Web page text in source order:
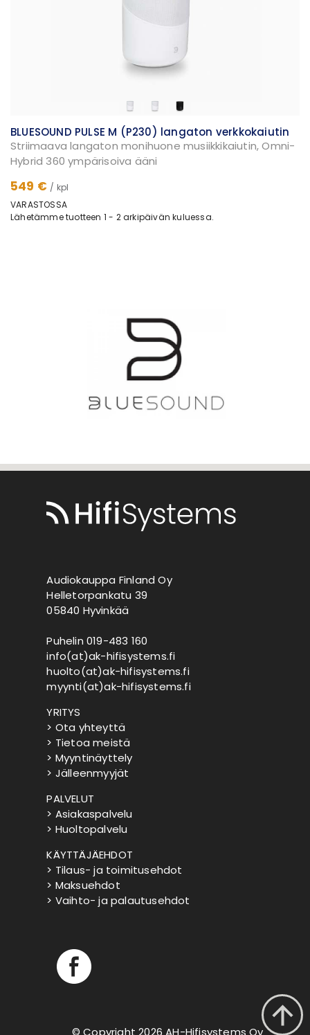
BLUESOUND PULSE M (P230) langaton verkkokaiutin
Striimaava langaton monihuone musiikkikaiutin, Omni-
Hybrid 360 ympärisoiva ääni
549 € / kpl
VARASTOSSA
Lähetämme tuotteen 1 - 2 arkipäivän kuluessa.
Audiokauppa Finland Oy
Helletorpankatu 39
05840 Hyvinkää
Puhelin 019-483 160
info(at)ak-hifisystems.fi
huolto(at)ak-hifisystems.fi
myynti(at)ak-hifisystems.fi
YRITYS
> Ota yhteyttä
> Tietoa meistä
> Myyntinäyttely
> Jälleenmyyjät
PALVELUT
> Asiakaspalvelu
> Huoltopalvelu
KÄYTTÄJÄEHDOT
> Tilaus- ja toimitusehdot
> Maksuehdot
> Vaihto- ja palautusehdot
© Copyright 2026 AH-Hifisystems Oy